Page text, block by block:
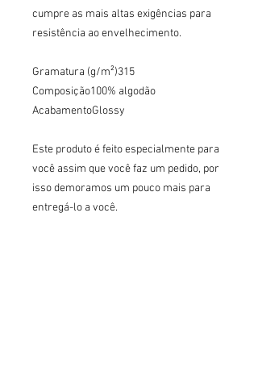
cumpre as mais altas exigências para
resistência ao envelhecimento.
Gramatura (g/m²)315
Composição100% algodão
AcabamentoGlossy
Este produto é feito especialmente para
você assim que você faz um pedido, por
isso demoramos um pouco mais para
entregá-lo a você.